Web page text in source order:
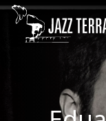
Pasar al contenido